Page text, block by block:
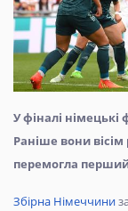
У фіналі
Раніше вони вісім
перемогла
Збірна Німеччини